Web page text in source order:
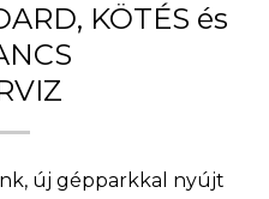
KÖTÉS és
új gépparkkal nyújt